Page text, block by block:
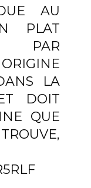
AU
PLAT
PAR
LA
DOIT
QUE